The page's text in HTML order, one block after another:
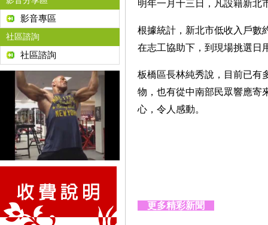
影音專區
社區諮詢
社區諮詢
明年一月十三日，凡設籍新北
根據統計，新北市低收入戶數
在志工協助下，到現場挑選日
板橋區長林純秀說，目前已有
物，也有從中南部民眾響應寄
心，令人感動。
更多精彩新聞